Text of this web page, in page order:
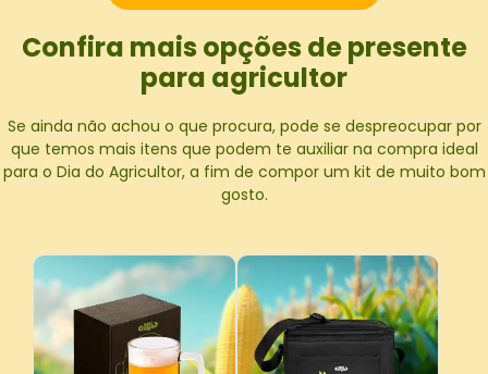
Confira mais opções de presente
para agricultor
Se ainda não achou o que procura, pode se despreocupar por
que temos mais itens que podem te auxiliar na compra ideal
para o Dia do Agricultor, a fim de compor um kit de muito bom
gosto.